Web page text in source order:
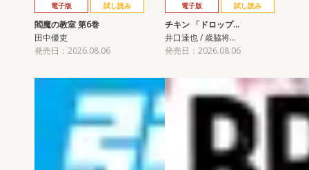
電子版 試し読み
閻魔の教室 第6巻
田中優吏
発売日：2026.08.06
電子版 試し読み
チキン 「ドロップ…
井口達也 / 歳脇将…
発売日：2026.08.06